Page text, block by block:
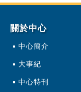
關於中心
中心簡介
大事紀
中心特刊